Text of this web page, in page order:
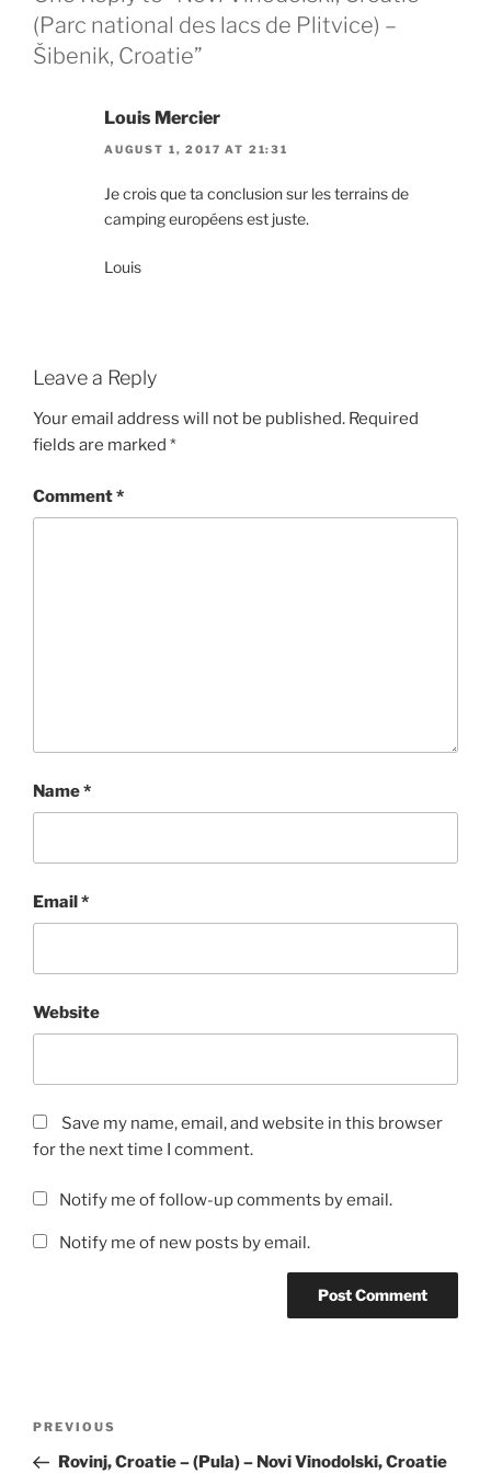
(Parc national des lacs de Plitvice) –
Šibenik, Croatie”
Louis Mercier
AUGUST 1, 2017 AT 21:31
Je crois que ta conclusion sur les terrains de
camping européens est juste.
Louis
Leave a Reply
Your email address will not be published. Required
fields are marked *
Comment*
Name*
Email*
Website
Save my name, email, and website in this browser
for the next time I comment.
Notify me of follow-up comments by email.
Notify me of new posts by email.
Previous
Post
PREVIOUS
Rovinj, Croatie – (Pula) – Novi Vinodolski, Croatie